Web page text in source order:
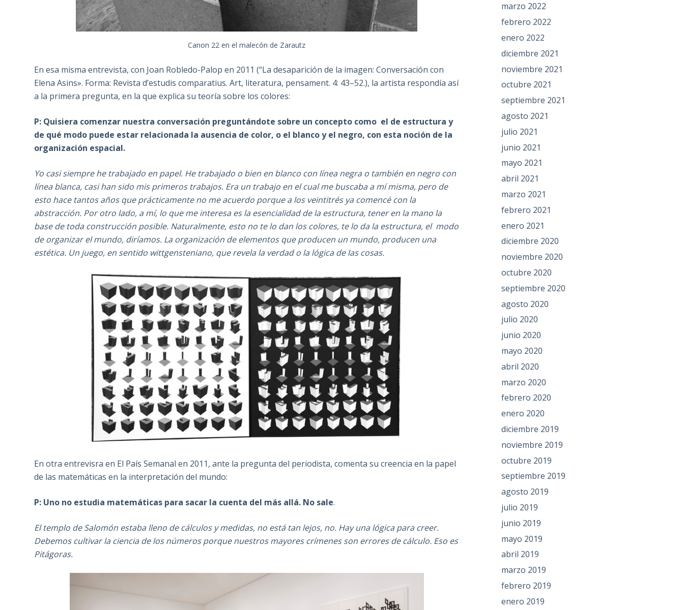
Canon 22 en el malecón de Zarautz
En esa misma entrevista, con Joan Robledo-Palop en 2011 (“La desaparición de la imagen: Conversación con
Elena Asins». Forma: Revista d’estudis comparatius. Art, literatura, pensament. 4: 43–52.), la artista respondía así
a la primera pregunta, en la que explica su teoría sobre los colores:
P: Quisiera comenzar nuestra conversación preguntándote sobre un concepto como el de estructura y
de qué modo puede estar relacionada la ausencia de color, o el blanco y el negro, con esta noción de la
organización espacial.
Yo casi siempre he trabajado en papel. He trabajado o bien en blanco con línea negra o también en negro con
línea blanca, casi han sido mis primeros trabajos. Era un trabajo en el cual me buscaba a mí misma, pero de
esto hace tantos años que prácticamente no me acuerdo porque a los veintitrés ya comencé con la
abstracción. Por otro lado, a mí, lo que me interesa es la esencialidad de la estructura, tener en la mano la
base de toda construcción posible. Naturalmente, esto no te lo dan los colores, te lo da la estructura, el modo
de organizar el mundo, diríamos. La organización de elementos que producen un mundo, producen una
estética. Un juego, en sentido wittgensteniano, que revela la verdad o la lógica de las cosas.
En otra entrevisra en El País Semanal en 2011, ante la pregunta del periodista, comenta su creencia en la papel
de las matemáticas en la interpretación del mundo:
P: Uno no estudia matemáticas para sacar la cuenta del más allá. No sale.
El templo de Salomón estaba lleno de cálculos y medidas, no está tan lejos, no. Hay una lógica para creer.
Debemos cultivar la ciencia de los números porque nuestros mayores crímenes son errores de cálculo. Eso es
Pitágoras.
marzo 2022
febrero 2022
enero 2022
diciembre 2021
noviembre 2021
octubre 2021
septiembre 2021
agosto 2021
julio 2021
junio 2021
mayo 2021
abril 2021
marzo 2021
febrero 2021
enero 2021
diciembre 2020
noviembre 2020
octubre 2020
septiembre 2020
agosto 2020
julio 2020
junio 2020
mayo 2020
abril 2020
marzo 2020
febrero 2020
enero 2020
diciembre 2019
noviembre 2019
octubre 2019
septiembre 2019
agosto 2019
julio 2019
junio 2019
mayo 2019
abril 2019
marzo 2019
febrero 2019
enero 2019